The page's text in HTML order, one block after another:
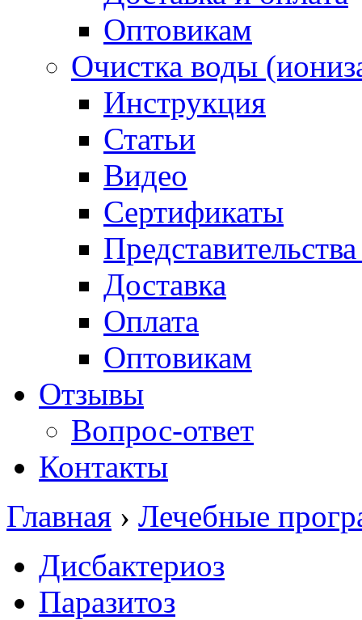
Оптовикам
Очистка воды
Инструкция
Статьи
Видео
Сертификаты
Доставка
Оплата
Оптовикам
Отзывы
Вопрос-ответ
Контакты
Главная › Лечебные
Дисбактериоз
Паразитоз